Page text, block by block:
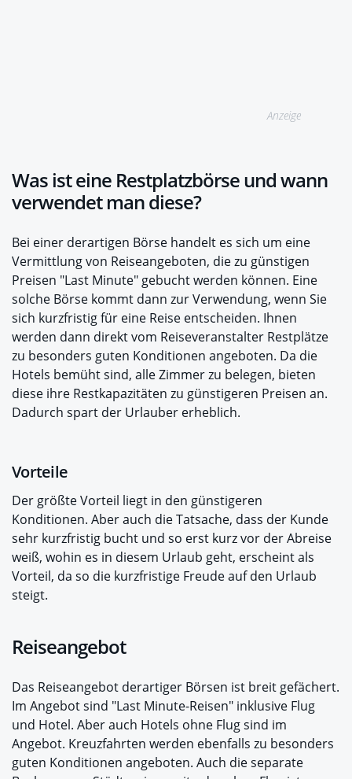
Anzeige
Was ist eine Restplatzbörse und wann
verwendet man diese?
Bei einer derartigen Börse handelt es sich um eine
Vermittlung von Reiseangeboten, die zu günstigen
Preisen "Last Minute" gebucht werden können. Eine
solche Börse kommt dann zur Verwendung, wenn Sie
sich kurzfristig für eine Reise entscheiden. Ihnen
werden dann direkt vom Reiseveranstalter Restplätze
zu besonders guten Konditionen angeboten. Da die
Hotels bemüht sind, alle Zimmer zu belegen, bieten
diese ihre Restkapazitäten zu günstigeren Preisen an.
Dadurch spart der Urlauber erheblich.
Vorteile
Der größte Vorteil liegt in den günstigeren
Konditionen. Aber auch die Tatsache, dass der Kunde
sehr kurzfristig bucht und so erst kurz vor der Abreise
weiß, wohin es in diesem Urlaub geht, erscheint als
Vorteil, da so die kurzfristige Freude auf den Urlaub
steigt.
Reiseangebot
Das Reiseangebot derartiger Börsen ist breit gefächert.
Im Angebot sind "Last Minute-Reisen" inklusive Flug
und Hotel. Aber auch Hotels ohne Flug sind im
Angebot. Kreuzfahrten werden ebenfalls zu besonders
guten Konditionen angeboten. Auch die separate